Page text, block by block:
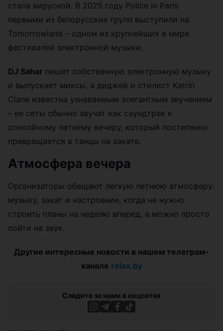
стала вирусной. В 2025 году Police in Paris
первыми из белорусских групп выступили на
Tomorrowland – одном из крупнейших в мире
фестивалей электронной музыки.
DJ Sahar пишет собственную электронную музыку
и выпускает миксы, а диджей и стилист Katrin
Clane известна узнаваемым элегантным звучанием
– ее сеты обычно звучат как саундтрек к
спокойному летнему вечеру, который постепенно
превращается в танцы на закате.
Атмосфера вечера
Организаторы обещают легкую летнюю атмосферу:
музыку, закат и настроение, когда не нужно
строить планы на неделю вперед, а можно просто
пойти на звук.
Другие интересные новости в нашем телеграм-
канале relax.by
Следите за нами в соцсетях